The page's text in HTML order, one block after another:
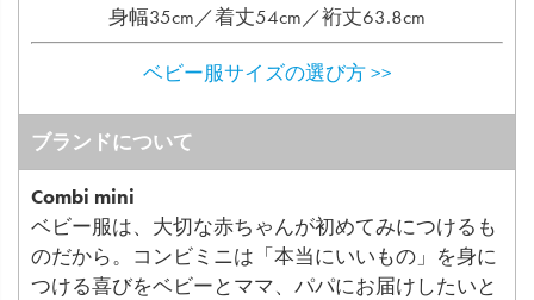
身幅35cm／着丈54cm／裄丈63.8cm
ベビー服サイズの選び方 >>
ブランドについて
Combi mini
ベビー服は、大切な赤ちゃんが初めてみにつけるも
のだから。コンビミニは「本当にいいもの」を身に
つける喜びをベビーとママ、パパにお届けしたいと